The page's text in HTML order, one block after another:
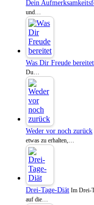
Dein
und…
Was Dir Freude bereitet
Du…
Weder vor noch zurück
etwas zu erhalten,…
Drei-Tage-Diät Im Drei-
auf die…